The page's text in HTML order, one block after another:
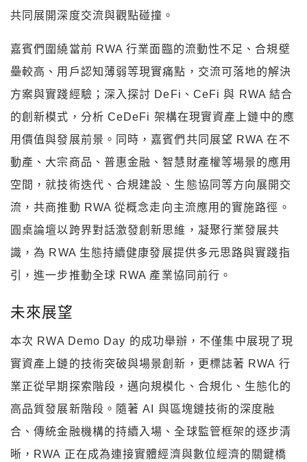
共同展開深度交流與觀點碰撞。
嘉賓們圍繞當前 RWA 行業面臨的流動性不足、合規壁
壘較高、用戶認知薄弱等現實痛點，交流可落地的解決
方案與實踐經驗；深入探討 DeFi、CeFi 與 RWA 結合
的創新模式，分析 CeDeFi 架構在現實資產上鏈中的應
用價值與發展前景。同時，嘉賓們共同展望 RWA 在不
動產、大宗商品、普惠金融、智慧財產權等場景的應用
空間，就技術迭代、合規建設、生態協同等方向展開交
流，共商推動 RWA 從概念走向主流應用的實施路徑。
圓桌論壇以跨界對話激發創新思維，凝聚行業發展共
識，為 RWA 生態持續健康發展提供多元思路與實踐指
引，進一步推動全球 RWA 產業協同前行。
未來展望
本次 RWA Demo Day 的成功舉辦，不僅集中展現了現
實資產上鏈的技術突破與場景創新，更標誌著 RWA 行
業正從早期探索階段，邁向規模化、合規化、生態化的
高品質發展新階段。隨著 AI 與區塊鏈技術的深度融
合、傳統金融機構的持續入場、全球監管框架的逐步清
晰，RWA 正在成為連接實體經濟與數位經濟的關鍵橋